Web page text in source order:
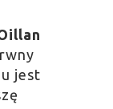
jest